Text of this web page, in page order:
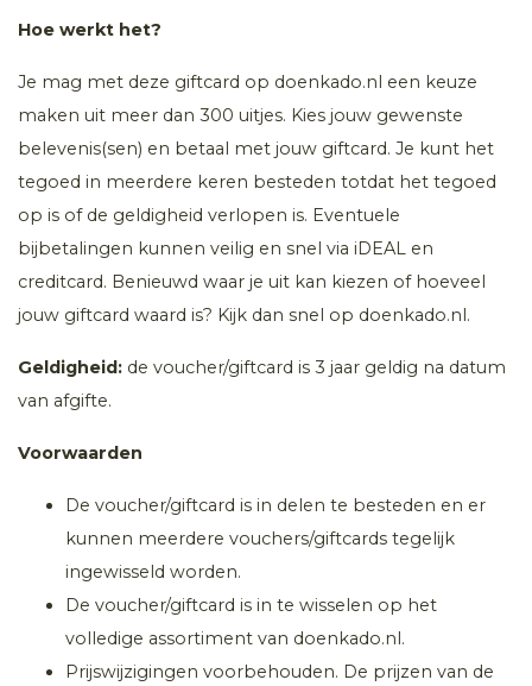
Hoe werkt het?
Je mag met deze giftcard op doenkado.nl een keuze
maken uit meer dan 300 uitjes. Kies jouw gewenste
belevenis(sen) en betaal met jouw giftcard. Je kunt het
tegoed in meerdere keren besteden totdat het tegoed
op is of de geldigheid verlopen is. Eventuele
bijbetalingen kunnen veilig en snel via iDEAL en
creditcard. Benieuwd waar je uit kan kiezen of hoeveel
jouw giftcard waard is? Kijk dan snel op doenkado.nl.
Geldigheid: de voucher/giftcard is 3 jaar geldig na datum
van afgifte.
Voorwaarden
De voucher/giftcard is in delen te besteden en er
kunnen meerdere vouchers/giftcards tegelijk
ingewisseld worden.
De voucher/giftcard is in te wisselen op het
volledige assortiment van doenkado.nl.
Prijswijzigingen voorbehouden. De prijzen van de